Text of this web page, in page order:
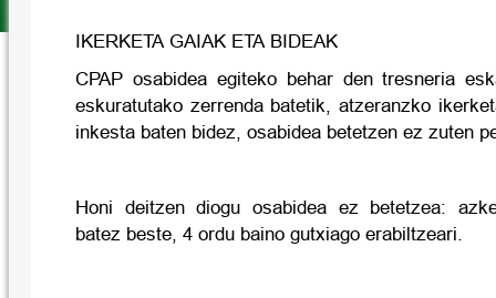
IKERKETA GAIAK ETA BIDEAK
CPAP osabidea egiteko behar den tresneria
eskuratutako zerrenda batetik, atzeranzko
inkesta baten bidez, osabidea betetzen ez zuten
Honi deitzen diogu osabidea ez betetzea:
batez beste, 4 ordu baino gutxiago erabiltzeari.